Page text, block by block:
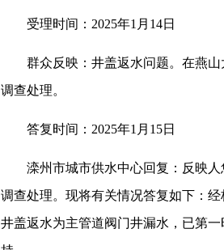
受理时间： 2025年1月14日
群众反映：井盖返水问题。在燕
调查处理。
答复时间： 2025年1月15日
滦州市城市供水中心回复：反映
调查处理。现将有关情况答复如下：
井盖返水为主管道阀门井漏水，已第